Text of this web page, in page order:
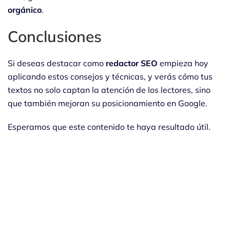
orgánico.
Conclusiones
Si deseas destacar como redactor SEO empieza hoy
aplicando estos consejos y técnicas, y verás cómo tus
textos no solo captan la atención de los lectores, sino
que también mejoran su posicionamiento en Google.
Esperamos que este contenido te haya resultado útil.